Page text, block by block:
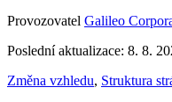
Provozovatel Galileo
Poslední aktualizace: 8. 8.
Změna vzhledu, Struktura